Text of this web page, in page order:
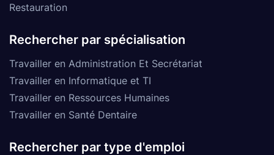
Restauration
Rechercher par spécialisation
Travailler en Administration Et Secrétariat
Travailler en Informatique et TI
Travailler en Ressources Humaines
Travailler en Santé Dentaire
Rechercher par type d'emploi